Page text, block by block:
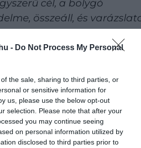
- Do Not Process My Personal
the sale, sharing to third parties, or
or sensitive information for
us, please use the below opt-out
selection. Please note that after your
you may continue seeing
on personal information utilized by
disclosed to third parties prior to
cél, a bolygó
összeáll, és
eredményez.